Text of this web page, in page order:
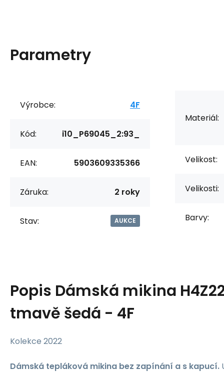
Parametry
Výrobce: 4F
Kód: i10_P69045_2:93_
EAN: 5903609335366
Záruka: 2 roky
Stav: AUKCE
Materiál:
Velikost:
Velikosti:
Barvy:
Popis Dámská mikina
tmavě šedá - 4F
Kolekce 2022
Dámská tepláková mikina bez zapínání a s kapucí.